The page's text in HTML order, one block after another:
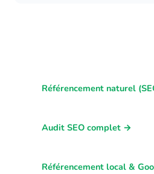
Référencement naturel
Audit SEO complet →
Référencement local &